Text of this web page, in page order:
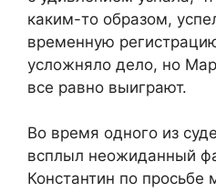
каким-то образом,
временную
усложняло дело, но
все равно выиграют.​
​Во время одного из
всплыл неожиданный
Константин по просьбе